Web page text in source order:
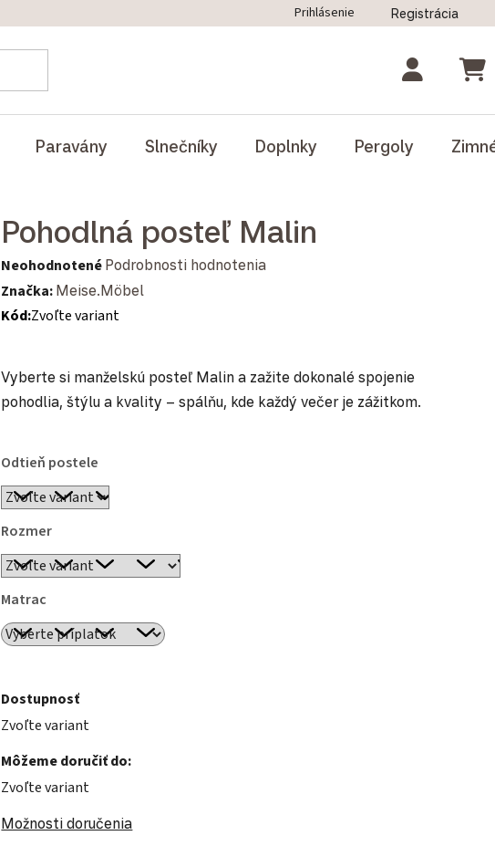
Odstúpenie od zmluvy
Prihlásenie Registrácia
Paravány Slnečníky Doplnky Pergoly
Pohodlná posteľ Malin
Priemerné hodnotenie produktu je 0,0 z 5 hviezdičiek.
Neohodnotené Podrobnosti hodnotenia
Značka: Meise.Möbel
Kód:Zvoľte variant
Vyberte si manželskú posteľ Malin a zažite dokonalé spojenie
pohodlia, štýlu a kvality – spálňu, kde každý večer je zážitkom.
Odtieň postele
Rozmer
Matrac
Dostupnosť
Zvoľte variant
Môžeme doručiť do:
Zvoľte variant
Možnosti doručenia